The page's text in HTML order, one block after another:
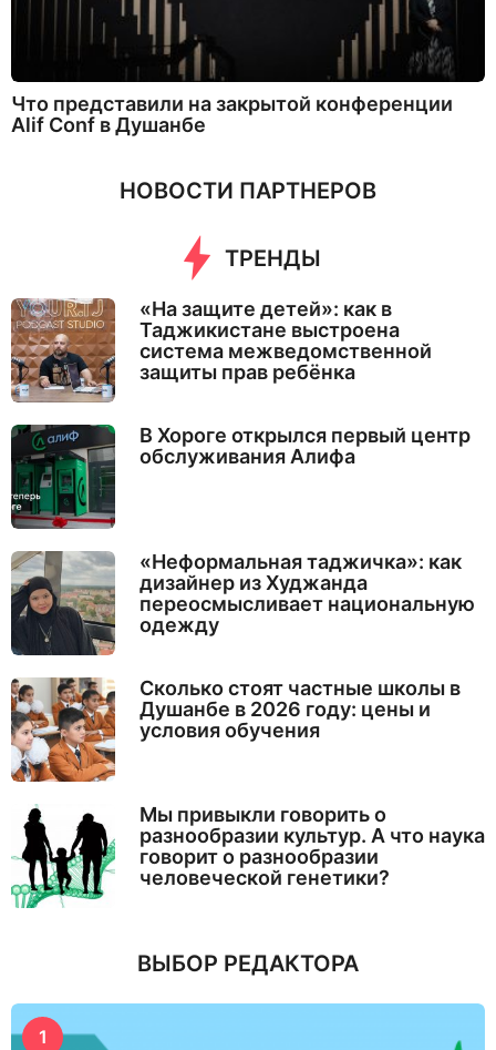
Что представили на закрытой конференции
Alif Conf в Душанбе
НОВОСТИ ПАРТНЕРОВ
ТРЕНДЫ
«На защите детей»: как в
Таджикистане выстроена
система межведомственной
защиты прав ребёнка
В Хороге открылся первый центр
обслуживания Алифа
«Неформальная таджичка»: как
дизайнер из Худжанда
переосмысливает национальную
одежду
Сколько стоят частные школы в
Душанбе в 2026 году: цены и
условия обучения
Мы привыкли говорить о
разнообразии культур. А что наука
говорит о разнообразии
человеческой генетики?
ВЫБОР РЕДАКТОРА
1